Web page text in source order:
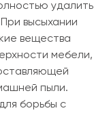
удалить
высыхании
вещества
мебели,
пыли.
борьбы с